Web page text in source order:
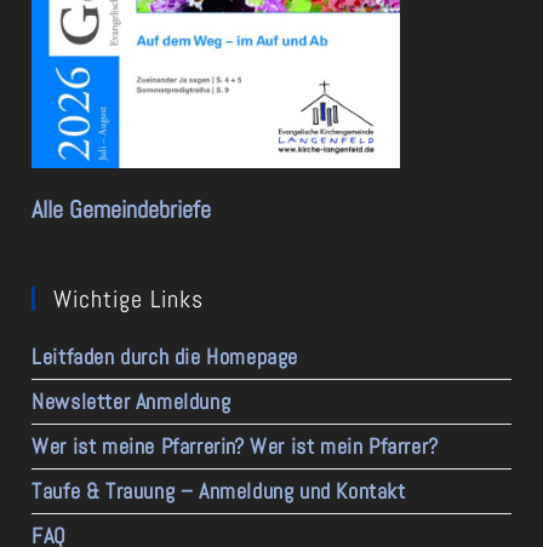
Alle Gemeindebriefe
Wichtige Links
Leitfaden durch die Homepage
Newsletter Anmeldung
Wer ist meine Pfarrerin? Wer ist mein Pfarrer?
Taufe & Trauung – Anmeldung und Kontakt
FAQ